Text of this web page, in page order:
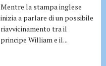
Mentre la stampa inglese
inizia a parlare di un possibile
riavvicinamento tra il
principe William e il...